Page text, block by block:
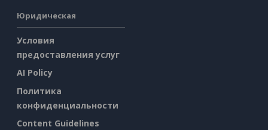
Юридическая
Условия
предоставления услуг
AI Policy
Политика
конфиденциальности
Content Guidelines